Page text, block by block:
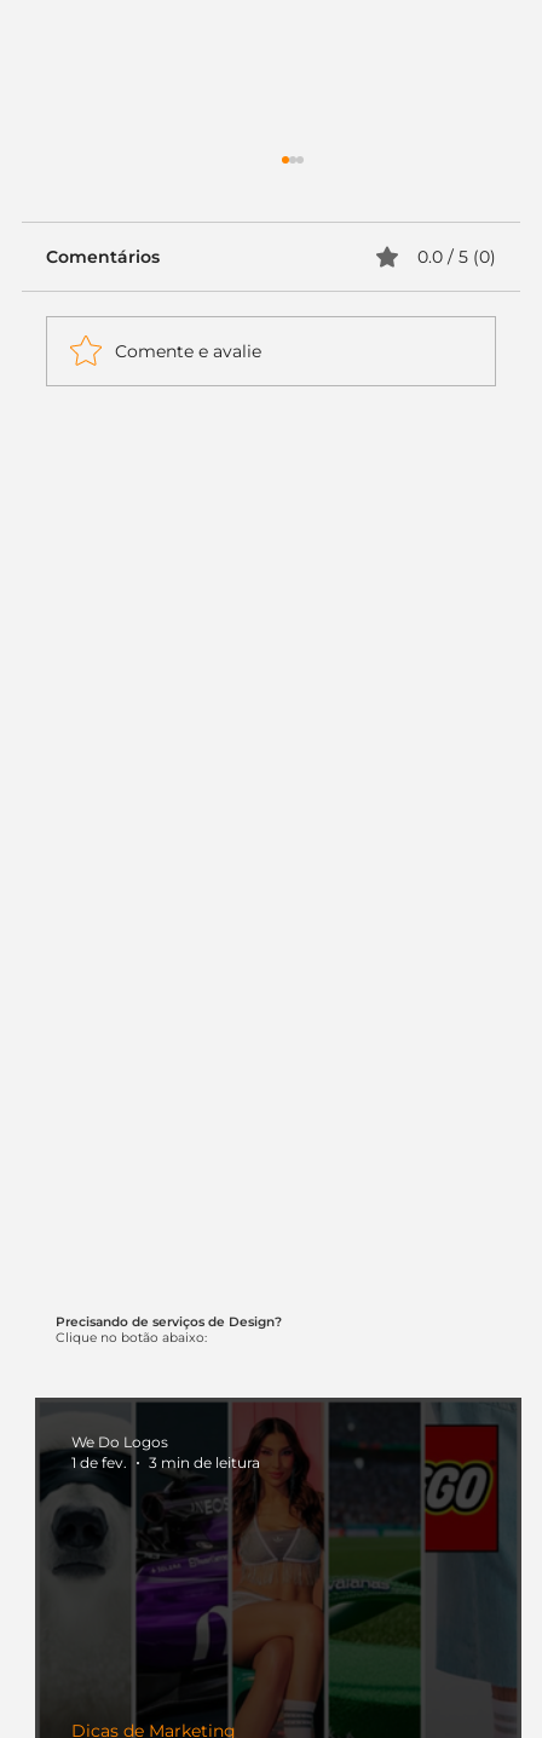
Precisando de serviços de Design?
Clique no botão abaixo:
Dicas de Marketing
We Do Logos
1 de fev.
3 min de leitura
Comentários 0.0 / 5 (0)
Comente e avalie